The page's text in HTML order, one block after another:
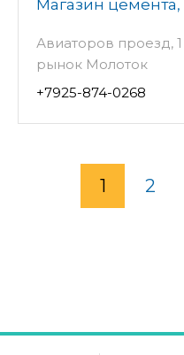
Магазин
Авиаторов проезд,
рынок Молоток
+7925-874-0268
1 2